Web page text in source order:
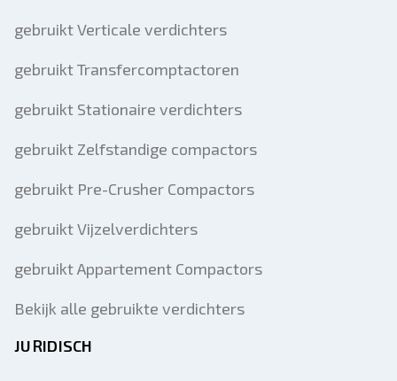
gebruikt Verticale verdichters
gebruikt Transfercomptactoren
gebruikt Stationaire verdichters
gebruikt Zelfstandige compactors
gebruikt Pre-Crusher Compactors
gebruikt Vijzelverdichters
gebruikt Appartement Compactors
Bekijk alle gebruikte verdichters
JURIDISCH